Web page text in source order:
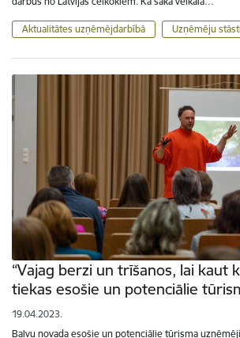
Aktualitātes uzņēmējdarbībā Uzņēmēju stāsti
“Vajag berzi un trīšanos, lai kaut
tiekas esošie un potenciālie
19.04.2023.
Balvu novada esošie un potenciālie tūrisma